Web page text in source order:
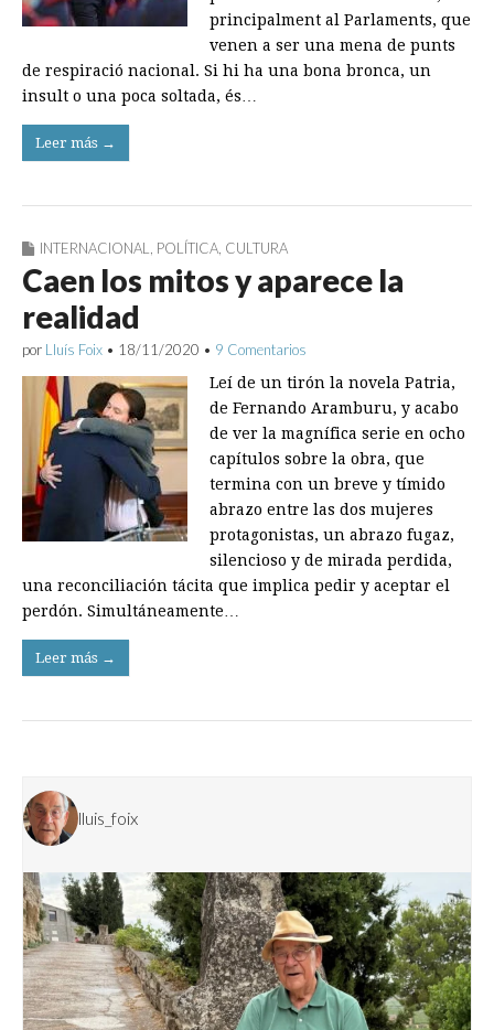
principalment al Parlaments, que
venen a ser una mena de punts
de respiració nacional. Si hi ha una bona bronca, un
insult o una poca soltada, és…
Leer más →
INTERNACIONAL POLÍTICA CULTURA
Caen los mitos y aparece la
realidad
por Lluís Foix • 18/11/2020 • 9 Comentarios
Leí de un tirón la novela Patria,
de Fernando Aramburu, y acabo
de ver la magnífica serie en ocho
capítulos sobre la obra, que
termina con un breve y tímido
abrazo entre las dos mujeres
protagonistas, un abrazo fugaz,
silencioso y de mirada perdida,
una reconciliación tácita que implica pedir y aceptar el
perdón. Simultáneamente…
Leer más →
lluis_foix